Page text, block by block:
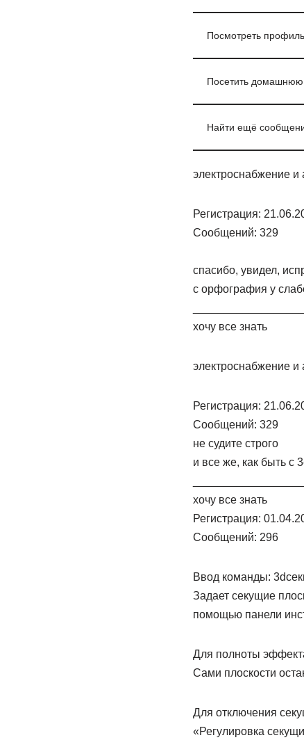
Посмотреть профиль
Посетить домашнюю
Найти ещё
электроснабжение и
Регистрация:
Сообщений: 329
спасибо, увидел,
с орфография у
хочу все знать
электроснабжение и
Регистрация:
Сообщений: 329
не судите строго
и все же, как быть с
хочу все знать
Регистрация:
Сообщений: 296
Ввод команды:
Задает секущие
помощью панели
Для полноты
Сами плоскости
Для отключения
«Регулировка